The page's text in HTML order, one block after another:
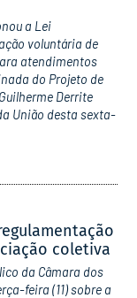
a Lei
voluntária de
atendimentos
do Projeto de
Derrite
União desta sexta-
coletiva
da Câmara dos
feira (11) sobre a